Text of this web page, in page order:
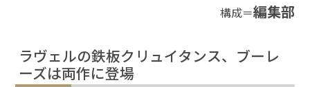
構成＝編集部
ラヴェルの鉄板クリュイタンス、ブーレ
ーズは両作に登場